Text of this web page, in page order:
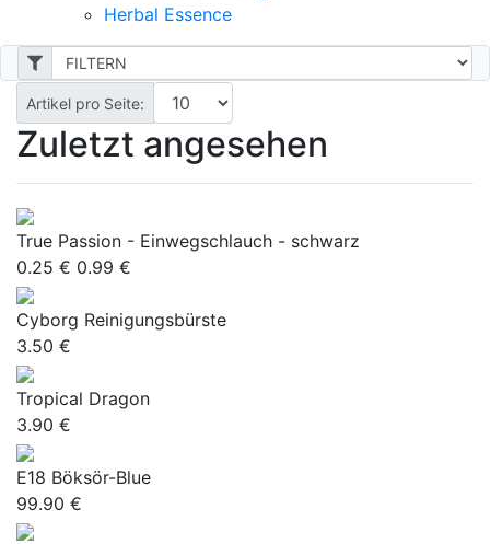
Herbal Essence
Artikel pro Seite:
Zuletzt angesehen
True Passion - Einwegschlauch - schwarz
0.25 € 0.99 €
Cyborg Reinigungsbürste
3.50 €
Tropical Dragon
3.90 €
E18 Böksör-Blue
99.90 €